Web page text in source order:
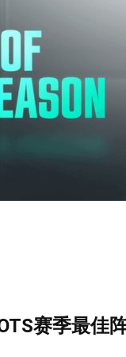
赛季最佳